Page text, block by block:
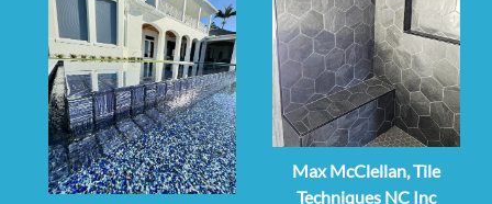
Max McClellan, Tile
Techniques NC Inc